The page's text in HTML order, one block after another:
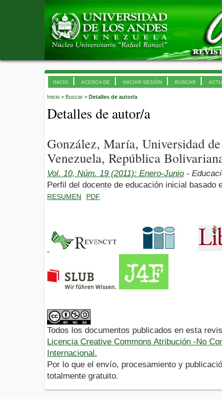
INICIO ACERCA DE INICIAR SESIÓN BUSCAR
Inicio > Buscar > Detalles de autor/a
Detalles de autor/a
González, María, Universidad
Venezuela, República
Vol. 10, Núm. 19 (2011): Enero-Junio -
Perfil del docente de educación inicial basado
RESUMEN PDF
Todos los documentos publicados en esta
Licencia Creative Commons Atribución -No
Internacional.
Por lo que el envío, procesamiento y
totalmente gratuito.